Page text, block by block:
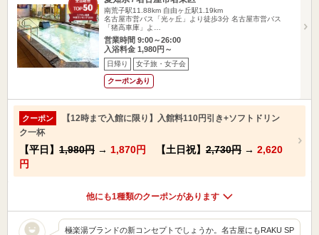
南荒子駅11.88km 自由ヶ丘駅1.19km
名古屋市営バス「光ヶ丘」より徒歩3分 名古屋市営バス
「猪高車庫」よ…
営業時間 9:00～26:00
入浴料金 1,980円～
日帰り 女子旅・女子会
クーポンあり
クーポン
【12時まで入館に限り】入館料110円引き+ソフトドリン
ク一杯
【平日】 1,980円 → 1,870円 【土日祝】 2,730円 → 2,620
円
他にも1種類のクーポンがあります
極楽湯ブランドの新コンセプトでしょうか。名古屋にもRAKU SP